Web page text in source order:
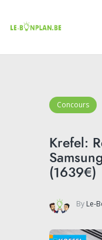
Concours
Krefel:
(1639€)
By Le-